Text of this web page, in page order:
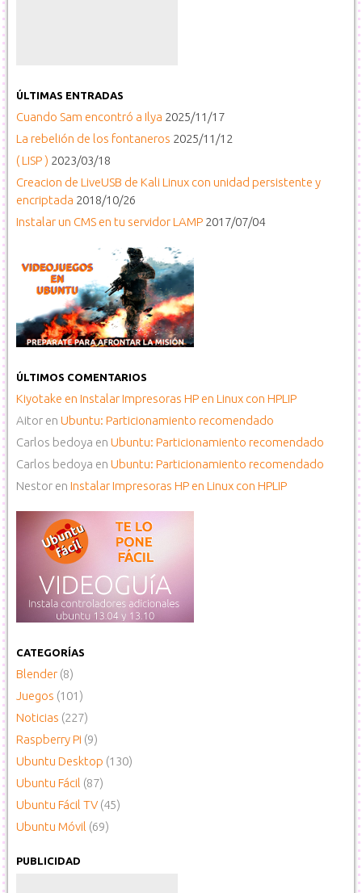
ÚLTIMAS ENTRADAS
Cuando Sam encontró a Ilya 2025/11/17
La rebelión de los fontaneros 2025/11/12
( LISP ) 2023/03/18
Creacion de LiveUSB de Kali Linux con unidad persistente y
encriptada 2018/10/26
Instalar un CMS en tu servidor LAMP 2017/07/04
ÚLTIMOS COMENTARIOS
Kiyotake en Instalar Impresoras HP en Linux con HPLIP
Aitor en Ubuntu: Particionamiento recomendado
Carlos bedoya en Ubuntu: Particionamiento recomendado
Carlos bedoya en Ubuntu: Particionamiento recomendado
Nestor en Instalar Impresoras HP en Linux con HPLIP
CATEGORÍAS
Blender (8)
Juegos (101)
Noticias (227)
Raspberry Pi (9)
Ubuntu Desktop (130)
Ubuntu Fácil (87)
Ubuntu Fácil TV (45)
Ubuntu Móvil (69)
PUBLICIDAD